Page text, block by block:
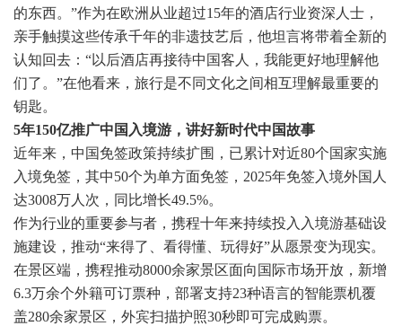
的东西。”作为在欧洲从业超过15年的酒店行业资深人士，
亲手触摸这些传承千年的非遗技艺后，他坦言将带着全新的
认知回去：“以后酒店再接待中国客人，我能更好地理解他
们了。”在他看来，旅行是不同文化之间相互理解最重要的
钥匙。
5年150亿推广中国入境游，讲好新时代中国故事
近年来，中国免签政策持续扩围，已累计对近80个国家实施
入境免签，其中50个为单方面免签，2025年免签入境外国人
达3008万人次，同比增长49.5%。
作为行业的重要参与者，携程十年来持续投入入境游基础设
施建设，推动“来得了、看得懂、玩得好”从愿景变为现实。
在景区端，携程推动8000余家景区面向国际市场开放，新增
6.3万余个外籍可订票种，部署支持23种语言的智能票机覆
盖280余家景区，外宾扫描护照30秒即可完成购票。